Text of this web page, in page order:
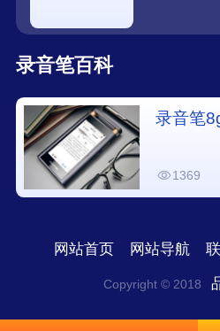
录音笔百科
录音笔
1369
网站首页 网站导航
Copyright © 2018